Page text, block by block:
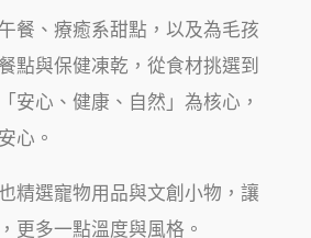
餐、療癒系甜點，以及為毛孩
點與保健凍乾，從食材挑選到
安心、健康、自然」為核心，
心。
精選寵物用品與文創小物，讓
更多一點溫度與風格。